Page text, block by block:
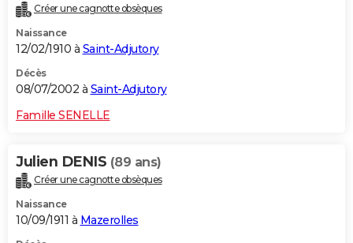
Créer une cagnotte obsèques
Naissance
12/02/1910 à Saint-Adjutory
Décès
08/07/2002 à Saint-Adjutory
Famille SENELLE
Julien DENIS (89 ans)
Créer une cagnotte obsèques
Naissance
10/09/1911 à Mazerolles